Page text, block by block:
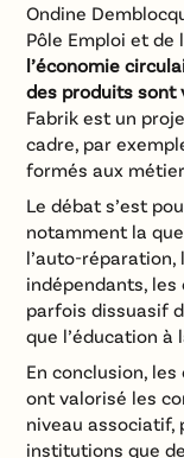
Ondine
Pôle Emploi et
l’économie
des produits sont
Fabrik est un
cadre, par
formés aux
Le débat s’est
notamment la
l’auto-
indépendants,
parfois dissuasif
que l’éducation à
En conclusion,
ont valorisé les
niveau associatif,
institutions que